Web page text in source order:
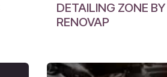
DETAILING ZONE BY
RENOVAP